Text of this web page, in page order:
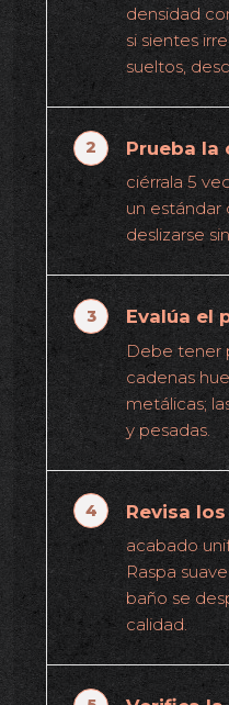
densidad
si sientes
sueltos,
Prueba la
ciérrala 5
un estándar
deslizarse
Evalúa el
Debe tener
cadenas
metálicas;
y pesadas.
Revisa
acabado
Raspa
baño se
calidad.